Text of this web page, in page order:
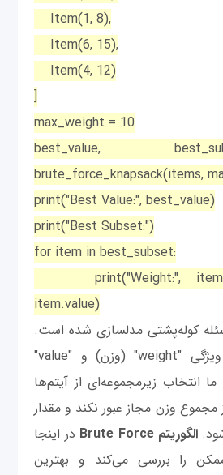
Item(1, 8),
Item(6, 15),
Item(4, 12)
]
max_weight = 10
best_value,
brute_force_knapsack(items,
print("Best Value:", best_value)
print("Best Subset:")
for item in best_subset:
print("Weight:",
item.value)
کوله‌پشتی مدلسازی شده است.
هر آیتم دارای دو ویژگی "weight" (وزن) و "value"
زیرمجموعه‌ای از آیتم‌ها
وزن مجاز عبور نکند و مقدار
الگوریتم Brute Force
در اینجا
را بررسی می‌کند و بهترین